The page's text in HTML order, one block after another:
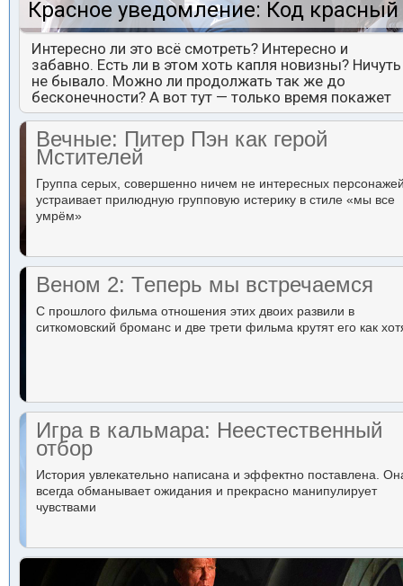
Красное уведомление: Код красный
Интересно ли это всё смотреть? Интересно и
забавно. Есть ли в этом хоть капля новизны? Ничуть
не бывало. Можно ли продолжать так же до
бесконечности? А вот тут — только время покажет
Вечные: Питер Пэн как герой
Мстителей
Группа серых, совершенно ничем не интересных
устраивает прилюдную групповую истерику в стиле «мы все
умрём»
Веном 2: Теперь мы встречаемся
С прошлого фильма отношения этих двоих развили в
ситкомовский броманс и две трети фильма крутят его как
Игра в кальмара: Неестественный
отбор
История увлекательно написана и эффектно поставлена.
всегда обманывает ожидания и прекрасно манипулирует
чувствами